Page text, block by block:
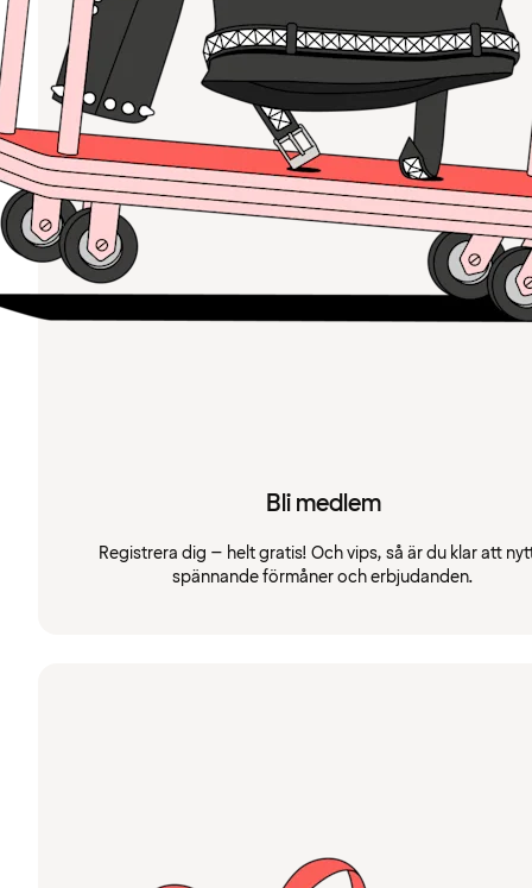
Bli medlem
Registrera dig – helt gratis! Och vips, så är du klar att
spännande förmåner och erbjudanden.